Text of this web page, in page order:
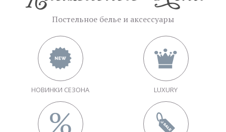
Постельное белье и аксессуары
НОВИНКИ СЕЗОНА LUXURY